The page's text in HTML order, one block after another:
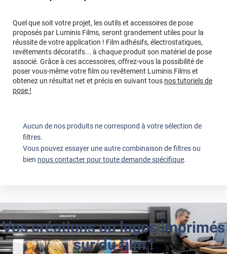
Quel que soit votre projet, les outils et accessoires de pose
proposés par Luminis Films, seront grandement utiles pour la
réussite de votre application ! Film adhésifs, électrostatiques,
revêtements décoratifs... à chaque produit son matériel de pose
associé. Grâce à ces accessoires, offrez-vous la possibilité de
poser vous-même votre film ou revêtement Luminis Films et
obtenez un résultat net et précis en suivant tous nos tutoriels de
pose !
Aucun de nos produits ne correspond à votre sélection de
filtres.
Vous pouvez essayer une autre combinaison de filtres ou
bien nous contacter pour toute demande spécifique.
Vos créations ou logos imprimés
sur du film !